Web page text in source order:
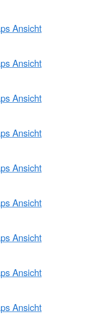
Ansicht
Ansicht
Ansicht
Ansicht
Ansicht
Ansicht
Ansicht
Ansicht
Ansicht